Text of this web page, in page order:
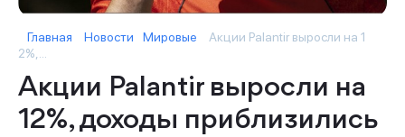
Главная Новости Мировые
Акции Palantir выросли на 1
2%,...
Акции Palantir выросли на
12%, доходы приблизились